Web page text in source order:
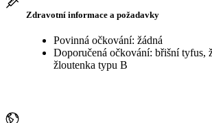
Zdravotní informace a požadavky
Povinná očkování: žádná
Doporučená očkování: břišní tyfus,
žloutenka typu B